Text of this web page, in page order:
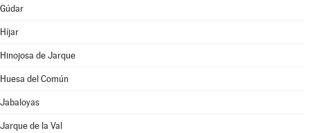
Gúdar
Híjar
Hinojosa de Jarque
Huesa del Común
Jabaloyas
Jarque de la Val